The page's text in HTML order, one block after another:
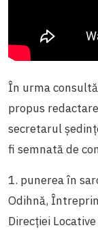
În urma
propus
secretarul
fi semnată de
1. punerea în
Odihnă,
Direcției